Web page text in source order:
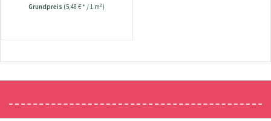
Grundpreis (5,48 € * / 1 m²)